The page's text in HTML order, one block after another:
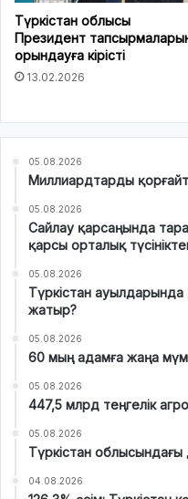
Түркістан облысы
Президент
орындауға кірісті
13.02.2026
05.08.2026
Миллиардтарды
05.08.2026
Сайлау қарсаңында
қарсы орталық
05.08.2026
Түркістан ауылдарында
жатыр?
05.08.2026
60 мың адамға жаңа
05.08.2026
447,5 млрд теңгелік
05.08.2026
Түркістан облысындағы
04.08.2026